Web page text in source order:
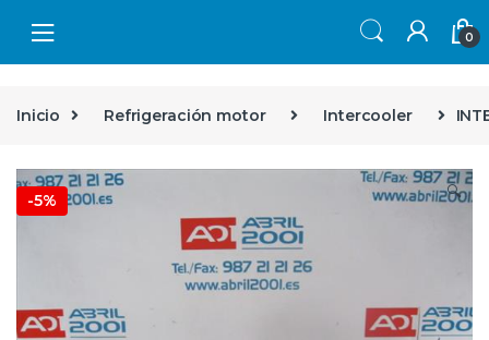
0
Inicio Refrigeración motor Intercooler
-5% 🔍